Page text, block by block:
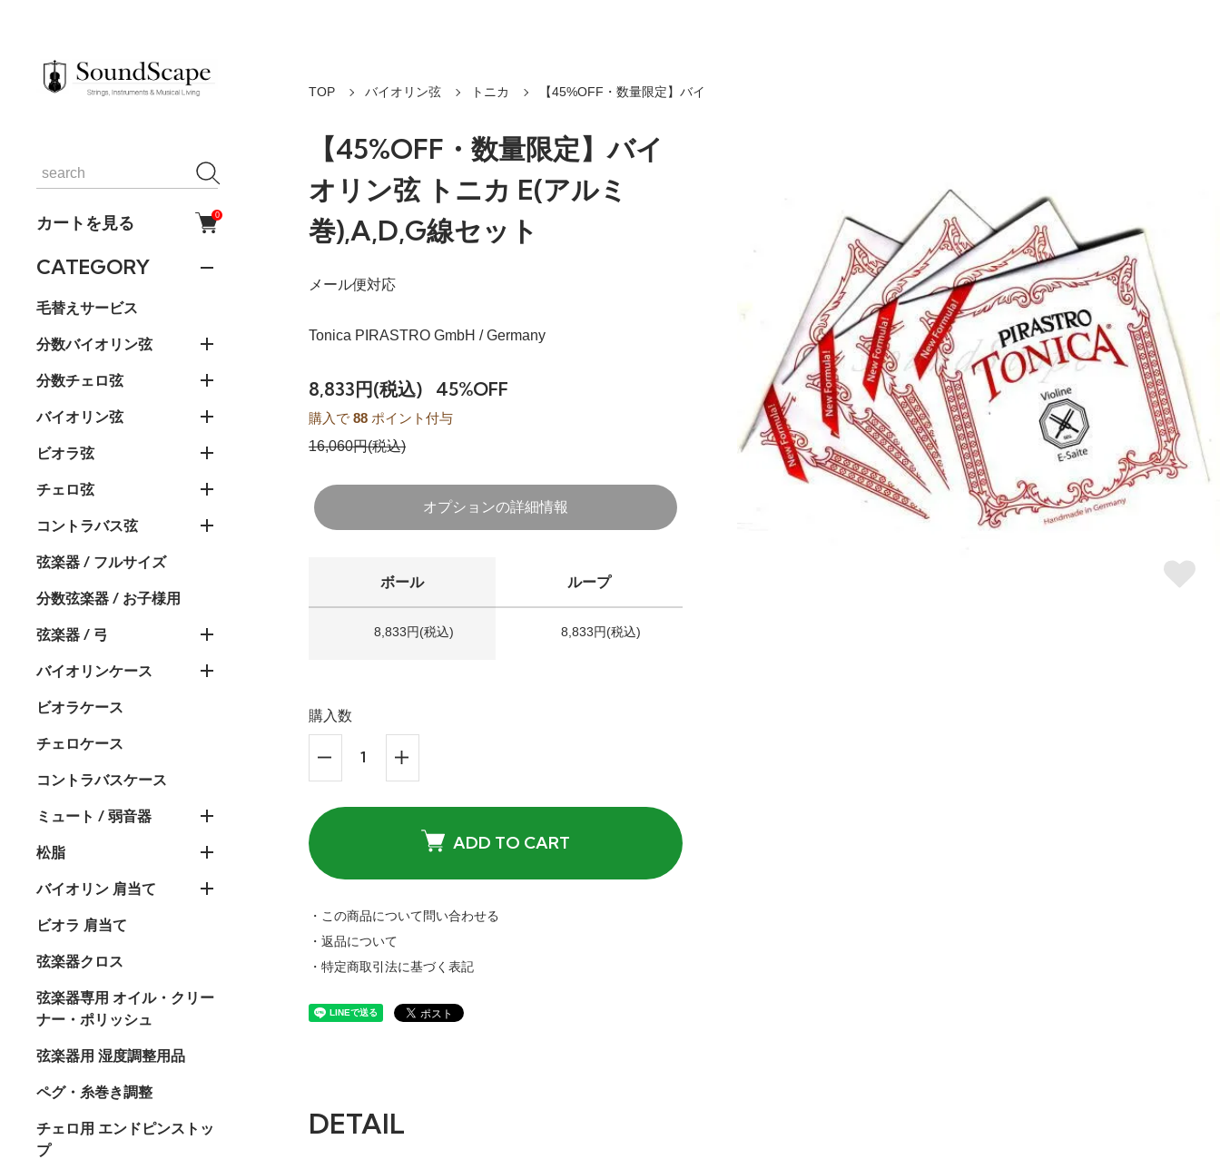
カートを見る 0
CATEGORY
毛替えサービス
分数バイオリン弦
分数チェロ弦
バイオリン弦
ビオラ弦
チェロ弦
コントラバス弦
弦楽器 / フルサイズ
分数弦楽器 / お子様用
弦楽器 / 弓
バイオリンケース
ビオラケース
チェロケース
コントラバスケース
ミュート / 弱音器
松脂
バイオリン 肩当て
ビオラ 肩当て
弦楽器クロス
弦楽器専用 オイル・クリー
ナー・ポリッシュ
弦楽器用 湿度調整用品
ペグ・糸巻き調整
チェロ用 エンドピンストッ
プ
TOP バイオリン弦 トニカ 【45%OFF・数量限定】バイ
【45%OFF・数量限定】バイ
オリン弦 トニカ E(アルミ
巻),A,D,G線セット
メール便対応
Tonica PIRASTRO GmbH / Germany
8,833円(税込) 45%OFF
購入で 88 ポイント付与
16,060円(税込)
オプションの詳細情報
ボール ループ
8,833円(税込) 8,833円(税込)
購入数
ADD TO CART
・この商品について問い合わせる
・返品について
・特定商取引法に基づく表記
DETAIL